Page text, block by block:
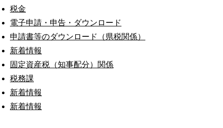
税金
電子申請・申告・ダウンロード
申請書等のダウンロード（県税関係）
新着情報
固定資産税（知事配分）関係
税務課
新着情報
新着情報